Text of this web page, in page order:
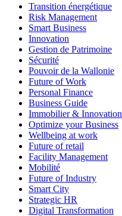
Transition énergétique
Risk Management
Smart Business
Innovation
Gestion de Patrimoine
Sécurité
Pouvoir de la Wallonie
Future of Work
Personal Finance
Business Guide
Immobilier & Innovation
Optimize your Business
Wellbeing at work
Future of retail
Facility Management
Mobilité
Future of Industry
Smart City
Strategic HR
Digital Transformation